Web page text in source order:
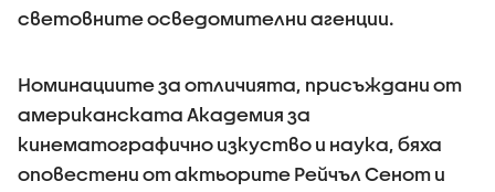
световните осведомителни агенции.
Номинациите за отличията, присъждани от
американската Академия за
кинематографично изкуство и наука, бяха
оповестени от актьорите Рейчъл Сенот и